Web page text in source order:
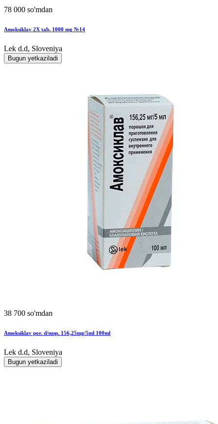
78 000 so'mdan
Amoksiklav 2X tab. 1000 mg №14
Lek d.d, Sloveniya
Bugun yetkaziladi
38 700 so'mdan
Amoksiklav por. d/susp. 156,25mg/5ml 100ml
Lek d.d, Sloveniya
Bugun yetkaziladi